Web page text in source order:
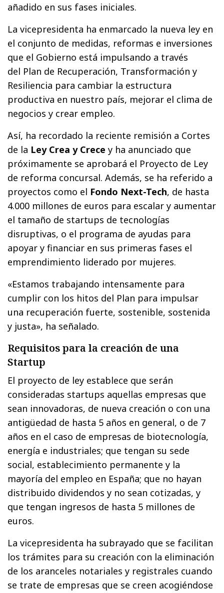
añadido en sus fases iniciales.
La vicepresidenta ha enmarcado la nueva ley en
el conjunto de medidas, reformas e inversiones
que el Gobierno está impulsando a través
del Plan de Recuperación, Transformación y
Resiliencia para cambiar la estructura
productiva en nuestro país, mejorar el clima de
negocios y crear empleo.
Así, ha recordado la reciente remisión a Cortes
de la Ley Crea y Crece y ha anunciado que
próximamente se aprobará el Proyecto de Ley
de reforma concursal. Además, se ha referido a
proyectos como el Fondo Next-Tech, de hasta
4.000 millones de euros para escalar y aumentar
el tamaño de startups de tecnologías
disruptivas, o el programa de ayudas para
apoyar y financiar en sus primeras fases el
emprendimiento liderado por mujeres.
«Estamos trabajando intensamente para
cumplir con los hitos del Plan para impulsar
una recuperación fuerte, sostenible, sostenida
y justa», ha señalado.
Requisitos para la creación de una
Startup
El proyecto de ley establece que serán
consideradas startups aquellas empresas que
sean innovadoras, de nueva creación o con una
antigüedad de hasta 5 años en general, o de 7
años en el caso de empresas de biotecnología,
energía e industriales; que tengan su sede
social, establecimiento permanente y la
mayoría del empleo en España; que no hayan
distribuido dividendos y no sean cotizadas, y
que tengan ingresos de hasta 5 millones de
euros.
La vicepresidenta ha subrayado que se facilitan
los trámites para su creación con la eliminación
de los aranceles notariales y registrales cuando
se trate de empresas que se creen acogiéndose